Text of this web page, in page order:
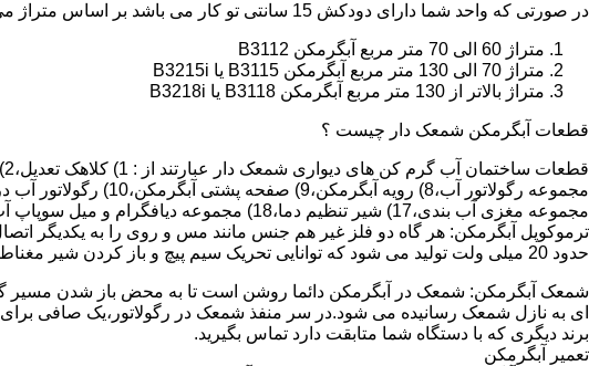
در صورتی که واحد شما دارای دودکش 15 سانتی تو کار می باشد بر اساس متراژ می توانید دستگاه های زیر را انتخاب نمایید:
متراژ 60 الی 70 متر مربع آبگرمکن B3112
متراژ 70 الی 130 متر مربع آبگرمکن B3115 یا B3215i
متراژ بالاتر از 130 متر مربع آبگرمکن B3118 یا B3218i
قطعات آبگرمکن شمعک دار چیست ؟
مجموعه مغزی آب بندی،17) شیر تنظیم دما،18) مجموعه دیافگرام و میل سوپاپ آب 19) ترموکوپل و … که ما برای تعمیر آبگرمکن باید به نمایندگی های مجاز همان برند تماس حاصل فرمایید.
ترموکوپل آبگرمکن: هر گاه دو فلز غیر هم جنس مانند مس و روی را به یکدیگر
حدود 20 میلی ولت تولید می شود که توانایی تحریک سیم پیچ و باز کردن شیر مغناطیسی وسایل گاز سوز را در مدت 20 ثانیه دارد.
شمعک آبگرمکن: شمعک در آبگرمکن دائما روشن است تا به محض باز شدن مسیر
ای به نازل شمعک رسانیده می شود.در سر منفذ شمعک در رگولاتور،یک صافی برای
برند دیگری که با دستگاه شما متابقت دارد تماس بگیرید.
تعمیر آبگرمکن